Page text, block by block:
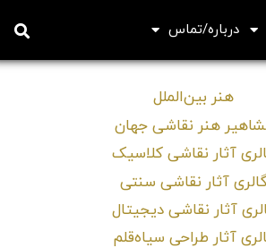
درباره/تماس